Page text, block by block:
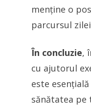
menține o
parcursul
În concluzie,
cu ajutorul
este
sănătatea